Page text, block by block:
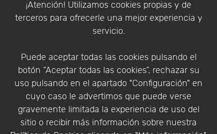
¡Atención! Utilizamos cookies propias y de
terceros para ofrecerle una mejor experiencia y
servicio.
Puede aceptar todas las cookies pulsando el
botón “Aceptar todas las cookies”, rechazar su
uso pulsando en el apartado "Configuración" en
cuyo caso le advertimos que puede verse
gravemente limitada la experiencia de uso del
sitio o recibir más información sobre nuestra
Política de Privacidad
Condiciones de compra
Identificarse
Empresa|Aviso Legal| Política de Privacidad |
Política de Cookies
© Copyright 1994 - 2026. Addlink Software